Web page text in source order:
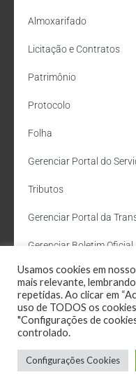
Almoxarifado
Licitação e Contratos
Patrimônio
Protocolo
Folha
Gerenciar Portal do
Tributos
Gerenciar Portal da
Gerenciar Boletim Oficial
Departamento de Água
Administração Site
Webmail
Usamos cookies em
mais relevante,
repetidas. Ao clicar em
uso de TODOS os
"Configurações de
controlado.
Configurações Cookies